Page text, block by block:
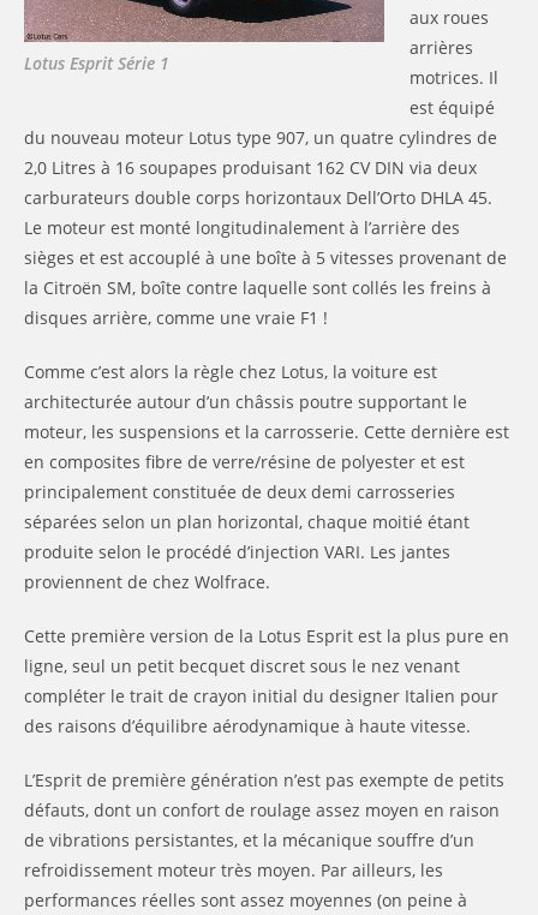
Lotus Esprit Série 1
aux roues
arrières
motrices. Il
est équipé
du nouveau moteur Lotus type 907, un quatre cylindres de
2,0 Litres à 16 soupapes produisant 162 CV DIN via deux
carburateurs double corps horizontaux Dell’Orto DHLA 45.
Le moteur est monté longitudinalement à l’arrière des
sièges et est accouplé à une boîte à 5 vitesses provenant de
la Citroën SM, boîte contre laquelle sont collés les freins à
disques arrière, comme une vraie F1 !
Comme c’est alors la règle chez Lotus, la voiture est
architecturée autour d’un châssis poutre supportant le
moteur, les suspensions et la carrosserie. Cette dernière est
en composites fibre de verre/résine de polyester et est
principalement constituée de deux demi carrosseries
séparées selon un plan horizontal, chaque moitié étant
produite selon le procédé d’injection VARI. Les jantes
proviennent de chez Wolfrace.
Cette première version de la Lotus Esprit est la plus pure en
ligne, seul un petit becquet discret sous le nez venant
compléter le trait de crayon initial du designer Italien pour
des raisons d’équilibre aérodynamique à haute vitesse.
L’Esprit de première génération n’est pas exempte de petits
défauts, dont un confort de roulage assez moyen en raison
de vibrations persistantes, et la mécanique souffre d’un
refroidissement moteur très moyen. Par ailleurs, les
performances réelles sont assez moyennes (on peine à